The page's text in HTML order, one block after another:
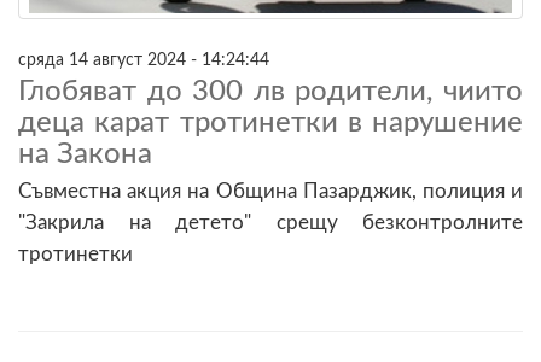
сряда 14 август 2024 - 14:24:44
Глобяват до 300 лв родители, чиито
деца карат тротинетки в нарушение
на Закона
Съвместна акция на Община Пазарджик, полиция и
"Закрила на детето" срещу безконтролните
тротинетки